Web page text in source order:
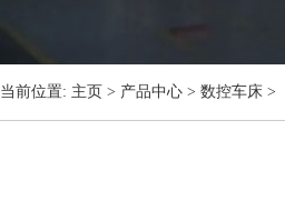
当前位置: 主页 > 产品中心 > 数控车床 >